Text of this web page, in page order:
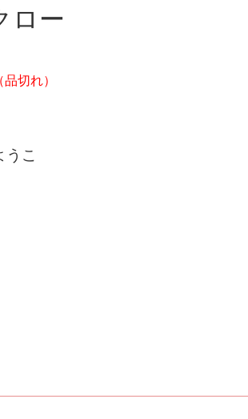
ロー
品切れ）
こ